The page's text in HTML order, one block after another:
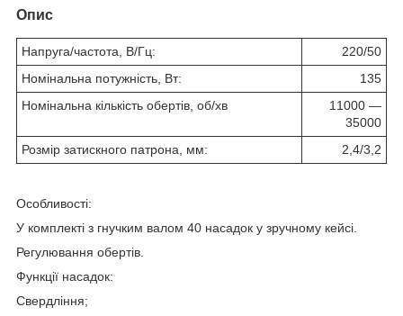
Опис
Напруга/частота, В/Гц:
220/50
Номінальна потужність, Вт:
135
Номінальна кількість обертів, об/хв
11000 ―
35000
Розмір затискного патрона, мм:
2,4/3,2
Особливості:
У комплекті з гнучким валом 40 насадок у зручному кейсі.
Регулювання обертів.
Функції насадок:
Свердління;